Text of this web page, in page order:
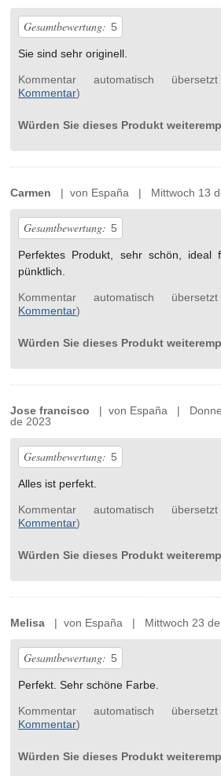
Gesamtbewertung: 5
Sie sind sehr originell.
Kommentar automatisch
Kommentar)
Würden Sie dieses Produkt
Carmen | von España | Mittwoch 13
Gesamtbewertung: 5
Perfektes Produkt, sehr schön, ideal
pünktlich.
Kommentar automatisch
Kommentar)
Würden Sie dieses Produkt
Jose francisco | von España |
de 2023
Gesamtbewertung: 5
Alles ist perfekt.
Kommentar automatisch
Kommentar)
Würden Sie dieses Produkt
Melisa | von España | Mittwoch 23 de
Gesamtbewertung: 5
Perfekt. Sehr schöne Farbe.
Kommentar automatisch
Kommentar)
Würden Sie dieses Produkt